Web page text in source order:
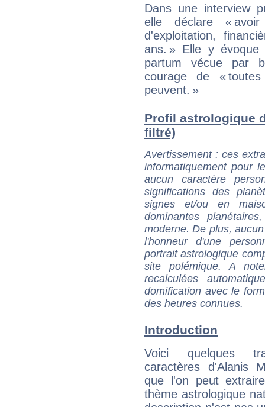
Dans une interview
elle déclare «
d'exploitation,
ans. » Elle y évoque
partum vécue par
courage de «
peuvent. »
Profil astrologique
filtré)
Avertissement: ces
informatiquement pour
aucun caractère
significations des
signes et/ou en
dominantes
moderne. De plus,
l'honneur d'une
portrait astrologique
site polémique. A
recalculées
domification avec le
des heures connues.
Introduction
Voici quelques
caractères d'Alanis
que l'on peut
thème astrologique